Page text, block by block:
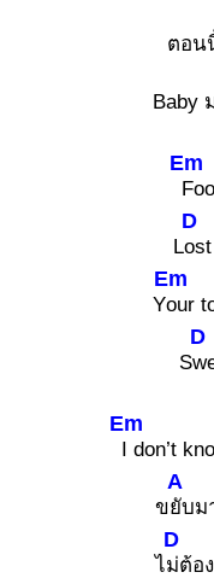
ตอน
Baby
Em
L
D
Y
Em
our
S
D
Em
I don’t
ข
A
ยับม
ไ
D
ม่ต้อ